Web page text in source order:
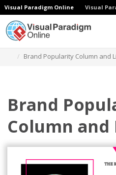
Visual Paradigm Online Visual
Brand Popularity Column and
Brand
Column and